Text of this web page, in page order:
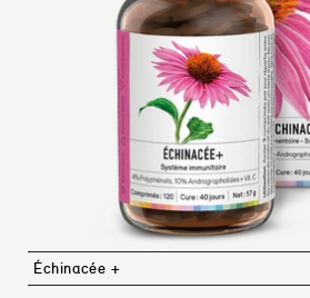
Échinacée +